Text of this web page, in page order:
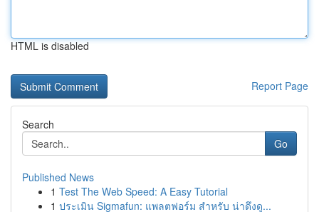
HTML is disabled
Report Page
Search
Go
Published News
1 Test The Web Speed: A Easy Tutorial
1 ประเมิน Sigmafun: แพลตฟอร์ม สำหรับ น่าดึงดู...